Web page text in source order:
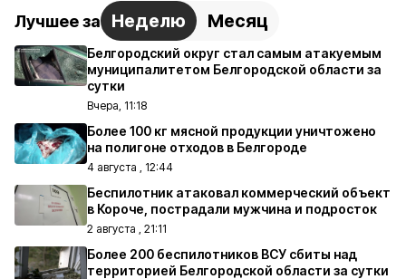
Лучшее за Неделю Месяц
Белгородский округ стал самым атакуемым
муниципалитетом Белгородской области за
сутки
Вчера, 11:18
Более 100 кг мясной продукции уничтожено
на полигоне отходов в Белгороде
4 августа , 12:44
Беспилотник атаковал коммерческий объект
в Короче, пострадали мужчина и подросток
2 августа , 21:11
Более 200 беспилотников ВСУ сбиты над
территорией Белгородской области за сутки